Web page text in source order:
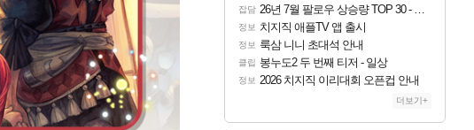
잡담 26년 7월 팔로우 상승량 TOP 30 - 월간 치지직
정보 치지직 애플TV 앱 출시
정보 룩삼 니니 초대석 안내
클립 봉누도2 두 번째 티저 - 일상
정보 2026 치지직 이리대회 오픈컵 안내
더보기+